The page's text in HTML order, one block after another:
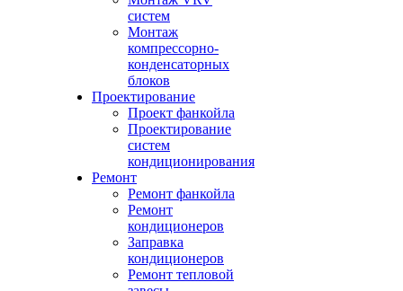
систем
Монтаж
компрессорно-
конденсаторных
блоков
Проектирование
Проект фанкойла
Проектирование
систем
кондиционирования
Ремонт
Ремонт фанкойла
Ремонт
кондиционеров
Заправка
кондиционеров
Ремонт тепловой